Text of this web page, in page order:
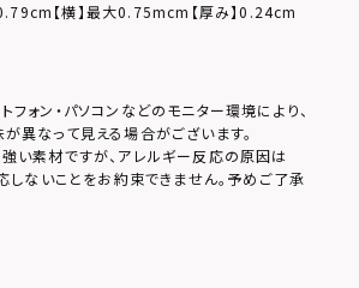
0.79cm【横】最大0.75mcm【厚み】0.24cm
ォン・パソコンなどのモニター環境により、
異なって見える場合がございます。
い素材ですが、アレルギー反応の原因は
ないことをお約束できません。予めご了承